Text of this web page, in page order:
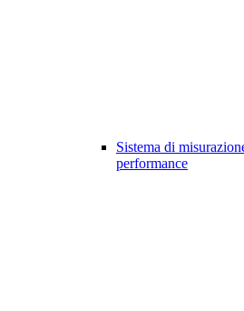
Sistema di
performance